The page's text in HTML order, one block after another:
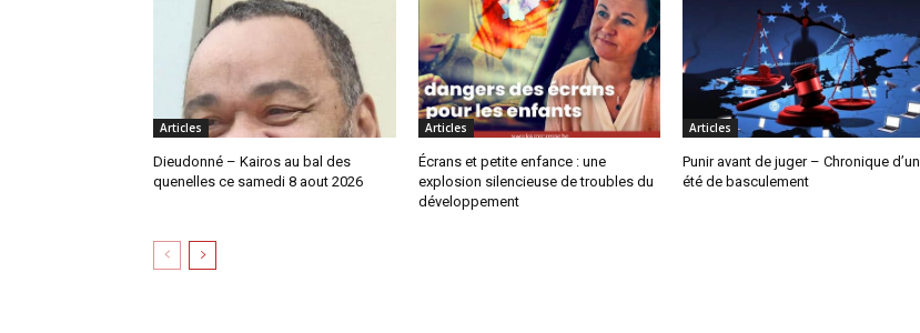
Articles
Dieudonné – Kairos au bal des
quenelles ce samedi 8 aout 2026
Articles
Écrans et petite enfance : une
explosion silencieuse de troubles du
développement
Articles
Punir avant de juger – Chronique d’un
été de basculement